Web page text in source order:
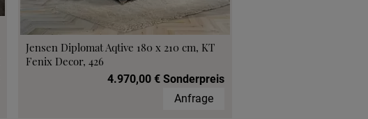
Jensen Diplomat Aqtive 180 x 210 cm, KT
Fenix Decor, 426
4.970,00 € Sonderpreis
Anfrage